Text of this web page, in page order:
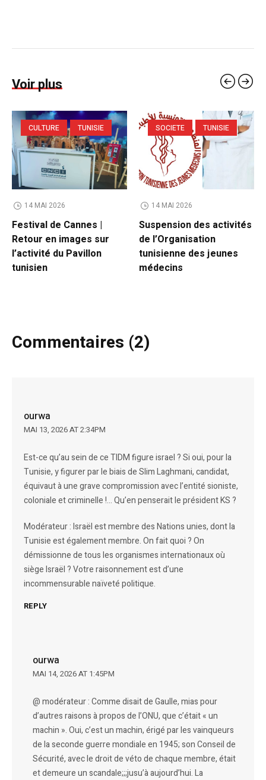
Voir plus
CULTURE TUNISIE
14 MAI 2026
Festival de Cannes |
Retour en images sur
l’activité du Pavillon
tunisien
SOCIETE TUNISIE
14 MAI 2026
Suspension des activités
de l’Organisation
tunisienne des jeunes
médecins
Commentaires (2)
ourwa
MAI 13, 2026 AT 2:34PM
Est-ce qu’au sein de ce TIDM figure israel ? Si oui, pour la
Tunisie, y figurer par le biais de Slim Laghmani, candidat,
équivaut à une grave compromission avec l’entité sioniste,
coloniale et criminelle !… Qu’en penserait le président KS ?
Modérateur : Israël est membre des Nations unies, dont la
Tunisie est également membre. On fait quoi ? On
démissionne de tous les organismes internationaux où
siège Israël ? Votre raisonnement est d’une
incommensurable naïveté politique.
REPLY
ourwa
MAI 14, 2026 AT 1:45PM
@ modérateur : Comme disait de Gaulle, mias pour
d’autres raisons à propos de l’ONU, que c’était « un
machin ». Oui, c’est un machin, érigé par les vainqueurs
de la seconde guerre mondiale en 1945; son Conseil de
Sécurité, avec le droit de véto de chaque membre, était
et demeure un scandale;;;jusu’à aujourd’hui. La